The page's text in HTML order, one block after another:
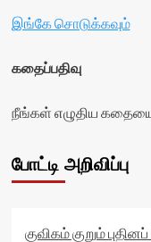
இங்கே சொடுக்கவும்
கதைப்பதிவு
நீங்கள் எழுதிய கதையை
போட்டி அறிவிப்பு
குவிகம் குறும்